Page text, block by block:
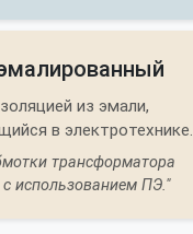
из эмали,
в электротехнике.
трансформатора
использованием ПЭ."